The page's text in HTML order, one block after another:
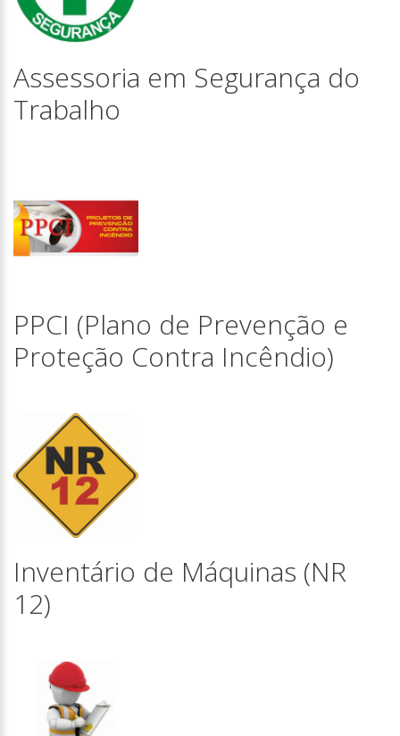
Assessoria em Segurança do
Trabalho
PPCI (Plano de Prevenção e
Proteção Contra Incêndio)
Inventário de Máquinas (NR
12)